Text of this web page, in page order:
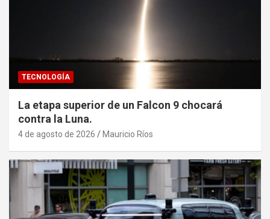
TECNOLOGÍA
La etapa superior de un Falcon 9 chocará
contra la Luna.
4 de agosto de 2026 Mauricio Ríos